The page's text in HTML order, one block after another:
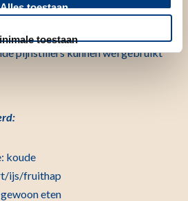
Alles toestaan
toestaan
pijnstillers geven
veroorzaken).
pijnstillers kunnen wel gebruikt
koude
ijs/fruithap
eten